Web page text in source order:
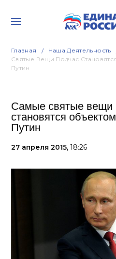
Главная Наша Деятельность
Святые Вещи Подчас
Путин
Самые святые вещи
становятся
Путин
27 апреля 2015, 18:26